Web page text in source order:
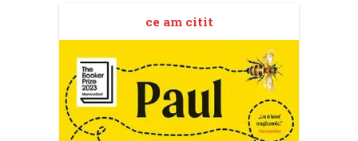
ce am citit